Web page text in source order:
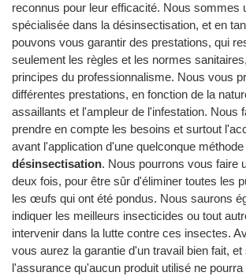
reconnus pour leur efficacité. Nous sommes
spécialisée dans la désinsectisation, et en
pouvons vous garantir des prestations, qui
seulement les règles et les normes
principes du professionnalisme. Nous vous
différentes prestations, en fonction de la
assaillants et l'ampleur de l'infestation. Nous
prendre en compte les besoins et surtout
avant l'application d'une quelconque méthode
désinsectisation. Nous pourrons vous faire
deux fois, pour être sûr d'éliminer toutes les
les œufs qui ont été pondus. Nous saurons
indiquer les meilleurs insecticides ou tout
intervenir dans la lutte contre ces insectes.
vous aurez la garantie d'un travail bien fait, et
l'assurance qu'aucun produit utilisé ne